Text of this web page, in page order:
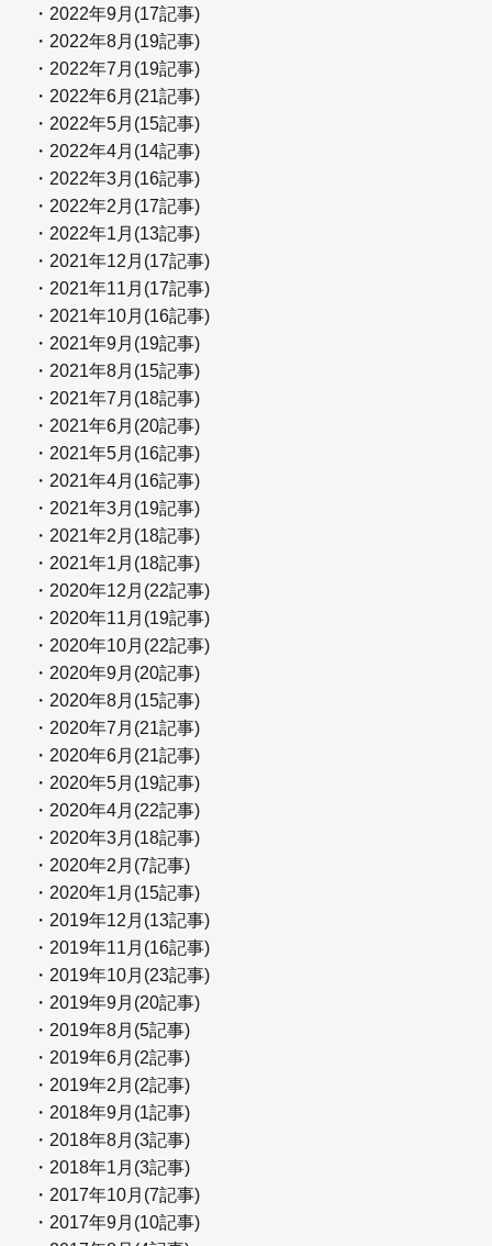
・2022年9月(17記事)
・2022年8月(19記事)
・2022年7月(19記事)
・2022年6月(21記事)
・2022年5月(15記事)
・2022年4月(14記事)
・2022年3月(16記事)
・2022年2月(17記事)
・2022年1月(13記事)
・2021年12月(17記事)
・2021年11月(17記事)
・2021年10月(16記事)
・2021年9月(19記事)
・2021年8月(15記事)
・2021年7月(18記事)
・2021年6月(20記事)
・2021年5月(16記事)
・2021年4月(16記事)
・2021年3月(19記事)
・2021年2月(18記事)
・2021年1月(18記事)
・2020年12月(22記事)
・2020年11月(19記事)
・2020年10月(22記事)
・2020年9月(20記事)
・2020年8月(15記事)
・2020年7月(21記事)
・2020年6月(21記事)
・2020年5月(19記事)
・2020年4月(22記事)
・2020年3月(18記事)
・2020年2月(7記事)
・2020年1月(15記事)
・2019年12月(13記事)
・2019年11月(16記事)
・2019年10月(23記事)
・2019年9月(20記事)
・2019年8月(5記事)
・2019年6月(2記事)
・2019年2月(2記事)
・2018年9月(1記事)
・2018年8月(3記事)
・2018年1月(3記事)
・2017年10月(7記事)
・2017年9月(10記事)